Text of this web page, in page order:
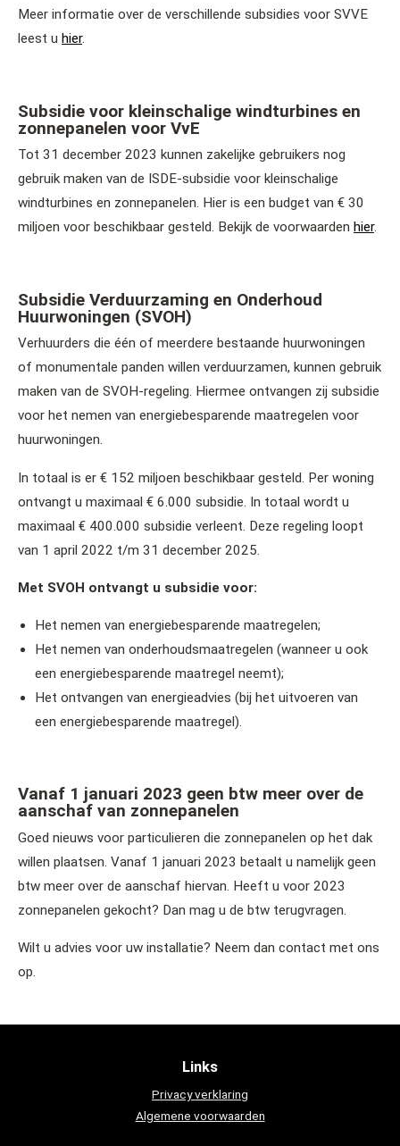
Meer informatie over de verschillende subsidies voor SVVE
leest u hier.
Subsidie voor kleinschalige windturbines en
zonnepanelen voor VvE
Tot 31 december 2023 kunnen zakelijke gebruikers nog
gebruik maken van de ISDE-subsidie voor kleinschalige
windturbines en zonnepanelen. Hier is een budget van € 30
miljoen voor beschikbaar gesteld. Bekijk de voorwaarden hier.
Subsidie Verduurzaming en Onderhoud
Huurwoningen (SVOH)
Verhuurders die één of meerdere bestaande huurwoningen
of monumentale panden willen verduurzamen, kunnen gebruik
maken van de SVOH-regeling. Hiermee ontvangen zij subsidie
voor het nemen van energiebesparende maatregelen voor
huurwoningen.
In totaal is er € 152 miljoen beschikbaar gesteld. Per woning
ontvangt u maximaal € 6.000 subsidie. In totaal wordt u
maximaal € 400.000 subsidie verleent. Deze regeling loopt
van 1 april 2022 t/m 31 december 2025.
Met SVOH ontvangt u subsidie voor:
Het nemen van energiebesparende maatregelen;
Het nemen van onderhoudsmaatregelen (wanneer u ook
een energiebesparende maatregel neemt);
Het ontvangen van energieadvies (bij het uitvoeren van
een energiebesparende maatregel).
Vanaf 1 januari 2023 geen btw meer over de
aanschaf van zonnepanelen
Goed nieuws voor particulieren die zonnepanelen op het dak
willen plaatsen. Vanaf 1 januari 2023 betaalt u namelijk geen
btw meer over de aanschaf hiervan. Heeft u voor 2023
zonnepanelen gekocht? Dan mag u de btw terugvragen.
Wilt u advies voor uw installatie? Neem dan contact met ons
op.
Links
Privacy verklaring
Algemene voorwaarden